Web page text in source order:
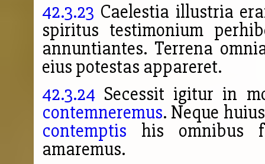
42.3.23 Caelestia illustria
spiritus testimonium
annuntiantes. Terrena
eius potestas appareret.
42.3.24 Secessit igitur in
contemneremus. Neque
contemptis his omnibus
amaremus.